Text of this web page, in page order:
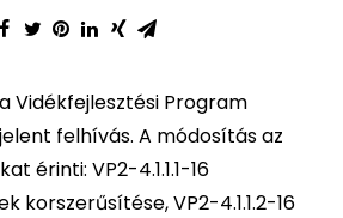
Vidékfejlesztési Program
felhívás. A módosítás az
érinti: VP2-4.1.1.1-16
korszerűsítése, VP2-4.1.1.2-16